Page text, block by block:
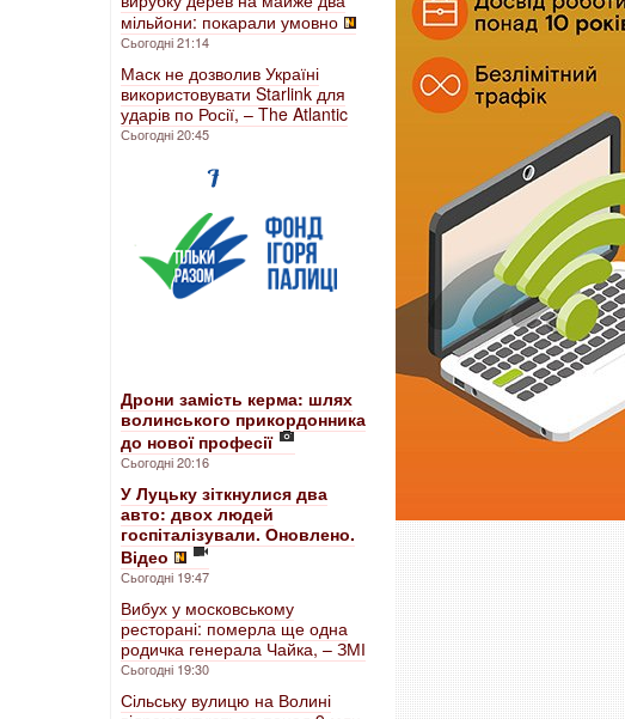
мільйони: покарали умовно
Сьогодні 21:14
Маск не дозволив Україні
використовувати Starlink для
ударів по Росії, – The Atlantic
Сьогодні 20:45
Дрони замість керма: шлях
волинського прикордонника
до нової професії
Сьогодні 20:16
У Луцьку зіткнулися два
авто: двох людей
госпіталізували. Оновлено.
Відео
Сьогодні 19:47
Вибух у московському
ресторані: померла ще одна
родичка генерала Чайка, – ЗМІ
Сьогодні 19:30
Сільську вулицю на Волині